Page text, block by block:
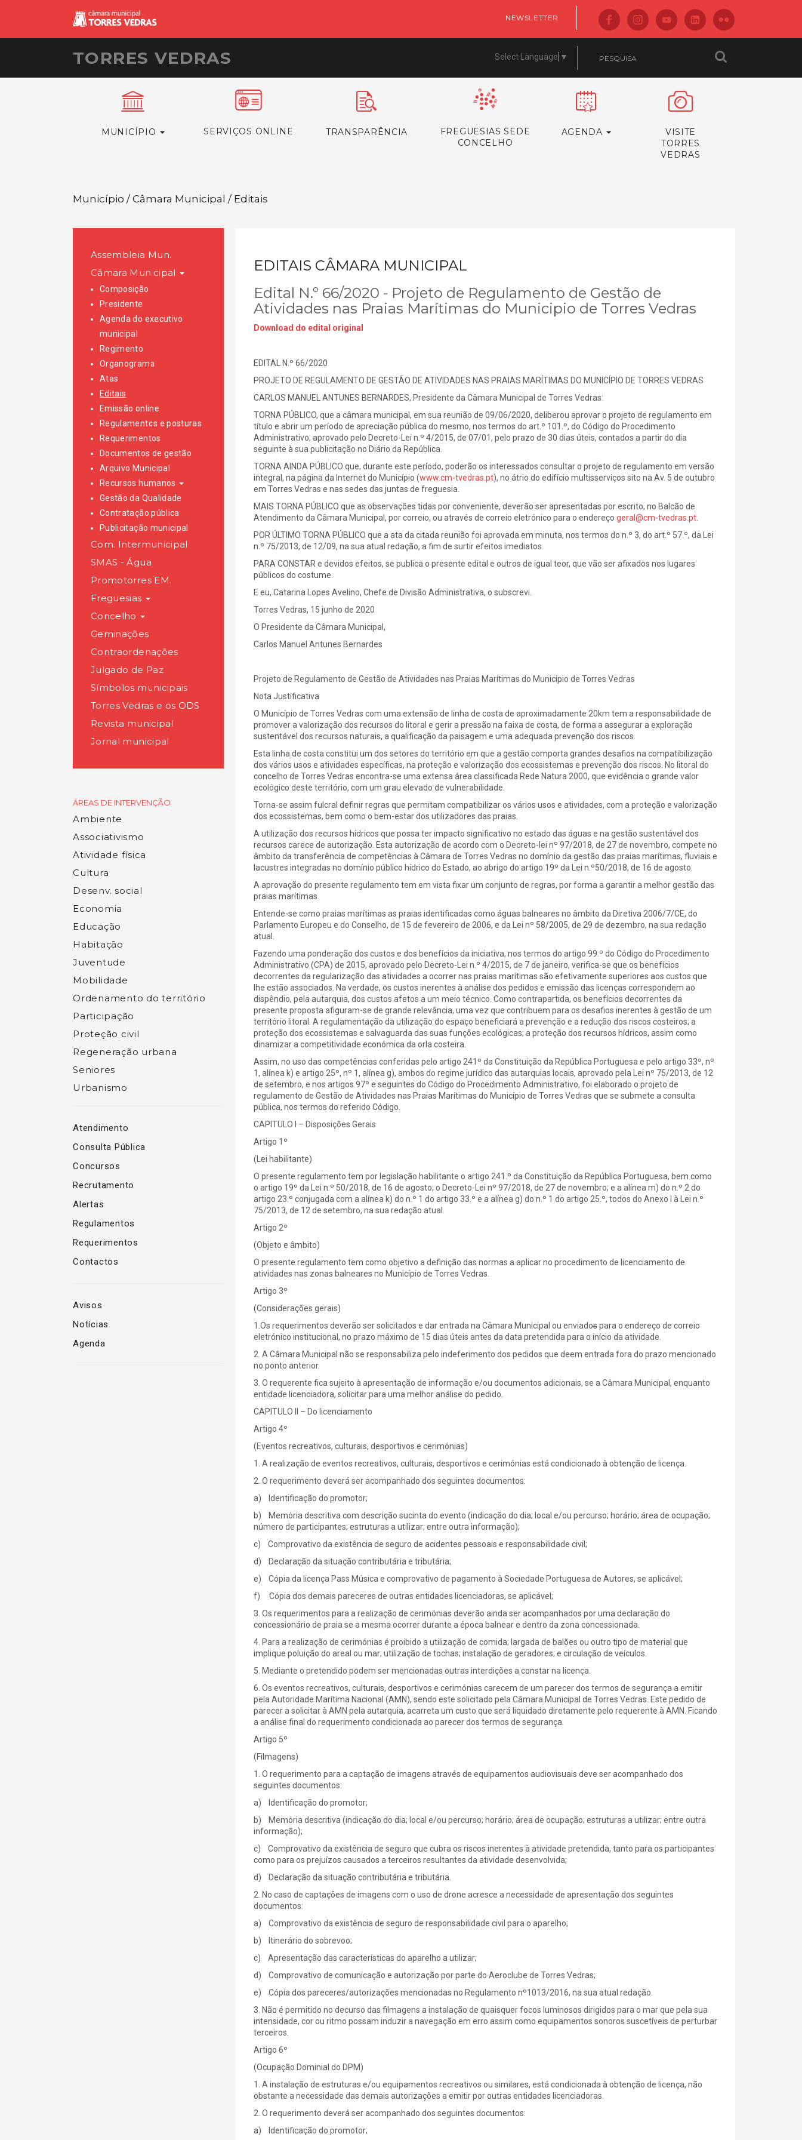
NEWSLETTER
TORRES VEDRAS Select Language ▼
MUNICÍPIO SERVIÇOS ONLINE TRANSPARÊNCIA
FREGUESIAS SEDE
CONCELHO
AGENDA
VISITE
TORRES
VEDRAS
Município / Câmara Municipal / Editais
Assembleia Mun.
Câmara Municipal
Composição
Presidente
Agenda do executivo
municipal
Regimento
Organograma
Atas
Editais
Emissão online
Regulamentos e posturas
Requerimentos
Documentos de gestão
Arquivo Municipal
Recursos humanos
Gestão da Qualidade
Contratação pública
Publicitação municipal
Com. Intermunicipal
SMAS - Água
Promotorres EM.
Freguesias
Concelho
Geminações
Contraordenações
Julgado de Paz
Símbolos municipais
Torres Vedras e os ODS
Revista municipal
Jornal municipal
ÁREAS DE INTERVENÇÃO
Ambiente
Associativismo
Atividade física
Cultura
Desenv. social
Economia
Educação
Habitação
Juventude
Mobilidade
Ordenamento do território
Participação
Proteção civil
Regeneração urbana
Seniores
Urbanismo
Atendimento
Consulta Pública
Concursos
Recrutamento
Alertas
Regulamentos
Requerimentos
Contactos
Avisos
Notícias
Agenda
EDITAIS CÂMARA MUNICIPAL
Edital N.º 66/2020 - Projeto de Regulamento de Gestão de
Atividades nas Praias Marítimas do Municipio de Torres Vedras
Download do edital original
EDITAL N.º 66/2020
PROJETO DE REGULAMENTO DE GESTÃO DE ATIVIDADES NAS PRAIAS MARÍTIMAS DO MUNICÍPIO DE TORRES VEDRAS
CARLOS MANUEL ANTUNES BERNARDES, Presidente da Câmara Municipal de Torres Vedras:
TORNA PÚBLICO, que a câmara municipal, em sua reunião de 09/06/2020, deliberou aprovar o projeto de regulamento em
título e abrir um período de apreciação pública do mesmo, nos termos do art.º 101.º, do Código do Procedimento
Administrativo, aprovado pelo Decreto-Lei n.º 4/2015, de 07/01, pelo prazo de 30 dias úteis, contados a partir do dia
seguinte à sua publicitação no Diário da República.
TORNA AINDA PÚBLICO que, durante este período, poderão os interessados consultar o projeto de regulamento em versão
integral, na página da Internet do Município (www.cm-tvedras.pt), no átrio do edifício multisserviços sito na Av. 5 de outubro
em Torres Vedras e nas sedes das juntas de freguesia.
MAIS TORNA PÚBLICO que as observações tidas por conveniente, deverão ser apresentadas por escrito, no Balcão de
Atendimento da Câmara Municipal, por correio, ou através de correio eletrónico para o endereço geral@cm-tvedras.pt.
POR ÚLTIMO TORNA PÚBLICO que a ata da citada reunião foi aprovada em minuta, nos termos do n.º 3, do art.º 57.º, da Lei
n.º 75/2013, de 12/09, na sua atual redação, a fim de surtir efeitos imediatos.
PARA CONSTAR e devidos efeitos, se publica o presente edital e outros de igual teor, que vão ser afixados nos lugares
públicos do costume.
E eu, Catarina Lopes Avelino, Chefe de Divisão Administrativa, o subscrevi.
Torres Vedras, 15 junho de 2020
O Presidente da Câmara Municipal,
Carlos Manuel Antunes Bernardes
Projeto de Regulamento de Gestão de Atividades nas Praias Marítimas do Município de Torres Vedras
Nota Justificativa
O Município de Torres Vedras com uma extensão de linha de costa de aproximadamente 20km tem a responsabilidade de
promover a valorização dos recursos do litoral e gerir a pressão na faixa de costa, de forma a assegurar a exploração
sustentável dos recursos naturais, a qualificação da paisagem e uma adequada prevenção dos riscos.
Esta linha de costa constitui um dos setores do território em que a gestão comporta grandes desafios na compatibilização
dos vários usos e atividades específicas, na proteção e valorização dos ecossistemas e prevenção dos riscos. No litoral do
concelho de Torres Vedras encontra-se uma extensa área classificada Rede Natura 2000, que evidência o grande valor
ecológico deste território, com um grau elevado de vulnerabilidade.
Torna-se assim fulcral definir regras que permitam compatibilizar os vários usos e atividades, com a proteção e valorização
dos ecossistemas, bem como o bem-estar dos utilizadores das praias.
A utilização dos recursos hídricos que possa ter impacto significativo no estado das águas e na gestão sustentável dos
recursos carece de autorização. Esta autorização de acordo com o Decreto-lei nº 97/2018, de 27 de novembro, compete no
âmbito da transferência de competências à Câmara de Torres Vedras no domínio da gestão das praias marítimas, fluviais e
lacustres integradas no domínio público hídrico do Estado, ao abrigo do artigo 19º da Lei n.º50/2018, de 16 de agosto.
A aprovação do presente regulamento tem em vista fixar um conjunto de regras, por forma a garantir a melhor gestão das
praias marítimas.
Entende-se como praias marítimas as praias identificadas como águas balneares no âmbito da Diretiva 2006/7/CE, do
Parlamento Europeu e do Conselho, de 15 de fevereiro de 2006, e da Lei nº 58/2005, de 29 de dezembro, na sua redação
atual.
Fazendo uma ponderação dos custos e dos benefícios da iniciativa, nos termos do artigo 99.º do Código do Procedimento
Administrativo (CPA) de 2015, aprovado pelo Decreto-Lei n.º 4/2015, de 7 de janeiro, verifica-se que os benefícios
decorrentes da regularização das atividades a ocorrer nas praias marítimas são efetivamente superiores aos custos que
lhe estão associados. Na verdade, os custos inerentes à análise dos pedidos e emissão das licenças correspondem ao
dispêndio, pela autarquia, dos custos afetos a um meio técnico. Como contrapartida, os benefícios decorrentes da
presente proposta afiguram-se de grande relevância, uma vez que contribuem para os desafios inerentes à gestão de um
território litoral. A regulamentação da utilização do espaço beneficiará a prevenção e a redução dos riscos costeiros; a
proteção dos ecossistemas e salvaguarda das suas funções ecológicas; a proteção dos recursos hídricos, assim como
dinamizar a competitividade económica da orla costeira.
Assim, no uso das competências conferidas pelo artigo 241º da Constituição da República Portuguesa e pelo artigo 33º, nº
1, alínea k) e artigo 25º, nº 1, alínea g), ambos do regime jurídico das autarquias locais, aprovado pela Lei nº 75/2013, de 12
de setembro, e nos artigos 97º e seguintes do Código do Procedimento Administrativo, foi elaborado o projeto de
regulamento de Gestão de Atividades nas Praias Marítimas do Município de Torres Vedras que se submete a consulta
pública, nos termos do referido Código.
CAPITULO I – Disposições Gerais
Artigo 1º
(Lei habilitante)
O presente regulamento tem por legislação habilitante o artigo 241.º da Constituição da República Portuguesa, bem como
o artigo 19º da Lei n.º 50/2018, de 16 de agosto; o Decreto-Lei nº 97/2018, de 27 de novembro; e a alínea m) do n.º 2 do
artigo 23.º conjugada com a alínea k) do n.º 1 do artigo 33.º e a alínea g) do n.º 1 do artigo 25.º, todos do Anexo I à Lei n.º
75/2013, de 12 de setembro, na sua redação atual.
Artigo 2º
(Objeto e âmbito)
O presente regulamento tem como objetivo a definição das normas a aplicar no procedimento de licenciamento de
atividades nas zonas balneares no Município de Torres Vedras.
Artigo 3º
(Considerações gerais)
1.Os requerimentos deverão ser solicitados e dar entrada na Câmara Municipal ou enviadospara o endereço de correio
eletrónico institucional, no prazo máximo de 15 dias úteis antes da data pretendida para o início da atividade.
2. A Câmara Municipal não se responsabiliza pelo indeferimento dos pedidos que deem entrada fora do prazo mencionado
no ponto anterior.
3. O requerente fica sujeito à apresentação de informação e/ou documentos adicionais, se a Câmara Municipal, enquanto
entidade licenciadora, solicitar para uma melhor análise do pedido.
CAPITULO II – Do licenciamento
Artigo 4º
(Eventos recreativos, culturais, desportivos e cerimónias)
1. A realização de eventos recreativos, culturais, desportivos e cerimónias está condicionado à obtenção de licença.
2. O requerimento deverá ser acompanhado dos seguintes documentos:
a) Identificação do promotor;
b) Memória descritiva com descrição sucinta do evento (indicação do dia; local e/ou percurso; horário; área de ocupação;
número de participantes; estruturas a utilizar; entre outra informação);
c) Comprovativo da existência de seguro de acidentes pessoais e responsabilidade civil;
d) Declaração da situação contributária e tributária;
e) Cópia da licença Pass Música e comprovativo de pagamento à Sociedade Portuguesa de Autores, se aplicável;
f) Cópia dos demais pareceres de outras entidades licenciadoras, se aplicável;
3. Os requerimentos para a realização de cerimónias deverão ainda ser acompanhados por uma declaração do
concessionário de praia se a mesma ocorrer durante a época balnear e dentro da zona concessionada.
4. Para a realização de cerimónias é proibido a utilização de comida; largada de balões ou outro tipo de material que
implique poluição do areal ou mar; utilização de tochas; instalação de geradores; e circulação de veículos.
5. Mediante o pretendido podem ser mencionadas outras interdições a constar na licença.
6. Os eventos recreativos, culturais, desportivos e cerimónias carecem de um parecer dos termos de segurança a emitir
pela Autoridade Marítima Nacional (AMN), sendo este solicitado pela Câmara Municipal de Torres Vedras. Este pedido de
parecer a solicitar à AMN pela autarquia, acarreta um custo que será liquidado diretamente pelo requerente à AMN. Ficando
a análise final do requerimento condicionada ao parecer dos termos de segurança.
Artigo 5º
(Filmagens)
1. O requerimento para a captação de imagens através de equipamentos audiovisuais deve ser acompanhado dos
seguintes documentos:
a) Identificação do promotor;
b) Memória descritiva (indicação do dia; local e/ou percurso; horário; área de ocupação; estruturas a utilizar; entre outra
informação);
c) Comprovativo da existência de seguro que cubra os riscos inerentes à atividade pretendida, tanto para os participantes
como para os prejuízos causados a terceiros resultantes da atividade desenvolvida;
d) Declaração da situação contributária e tributária.
2. No caso de captações de imagens com o uso de drone acresce a necessidade de apresentação dos seguintes
documentos:
a) Comprovativo da existência de seguro de responsabilidade civil para o aparelho;
b) Itinerário do sobrevoo;
c) Apresentação das características do aparelho a utilizar;
d) Comprovativo de comunicação e autorização por parte do Aeroclube de Torres Vedras;
e) Cópia dos pareceres/autorizações mencionadas no Regulamento nº1013/2016, na sua atual redação.
3. Não é permitido no decurso das filmagens a instalação de quaisquer focos luminosos dirigidos para o mar que pela sua
intensidade, cor ou ritmo possam induzir a navegação em erro assim como equipamentos sonoros suscetíveis de perturbar
terceiros.
Artigo 6º
(Ocupação Dominial do DPM)
1. A instalação de estruturas e/ou equipamentos recreativos ou similares, está condicionada à obtenção de licença, não
obstante a necessidade das demais autorizações a emitir por outras entidades licenciadoras.
2. O requerimento deverá ser acompanhado dos seguintes documentos:
a) Identificação do promotor;